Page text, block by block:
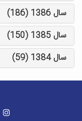
سال 1386 (186)
سال 1385 (150)
سال 1384 (59)